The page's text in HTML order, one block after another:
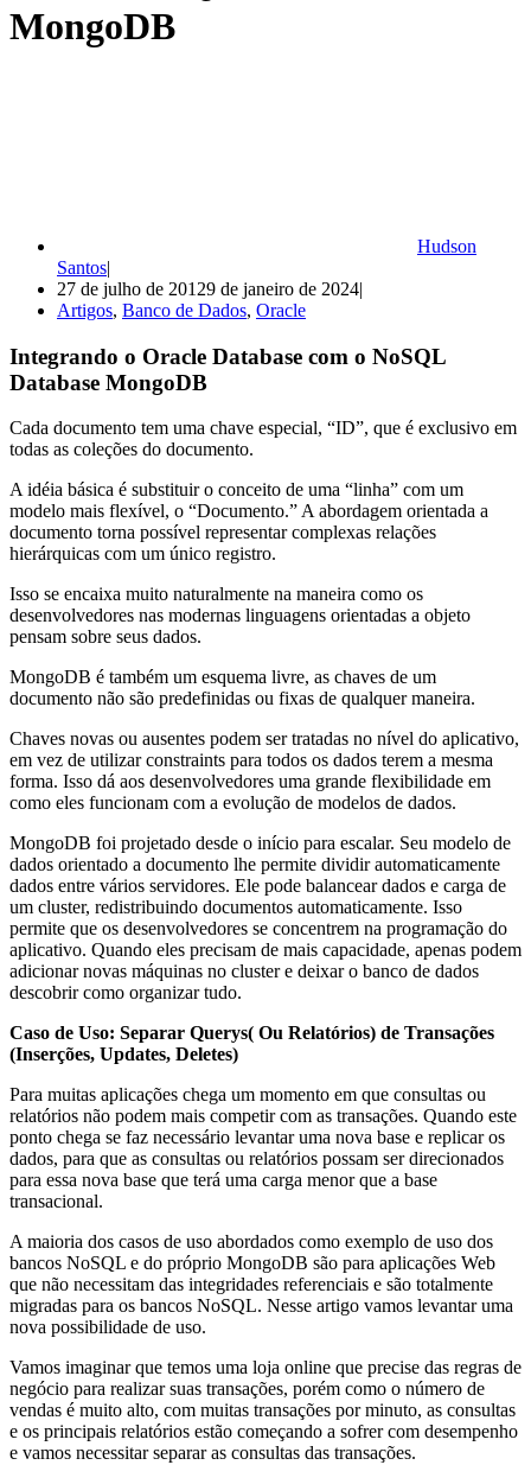
MongoDB
Hudson
Santos
27 de julho de 20129 de janeiro de 2024
Artigos, Banco de Dados, Oracle
Integrando o Oracle Database com o NoSQL
Database MongoDB
Cada documento tem uma chave especial, “ID”, que é exclusivo em
todas as coleções do documento.
A idéia básica é substituir o conceito de uma “linha” com um
modelo mais flexível, o “Documento.” A abordagem orientada a
documento torna possível representar complexas relações
hierárquicas com um único registro.
Isso se encaixa muito naturalmente na maneira como os
desenvolvedores nas modernas linguagens orientadas a objeto
pensam sobre seus dados.
MongoDB é também um esquema livre, as chaves de um
documento não são predefinidas ou fixas de qualquer maneira.
Chaves novas ou ausentes podem ser tratadas no nível do aplicativo,
em vez de utilizar constraints para todos os dados terem a mesma
forma. Isso dá aos desenvolvedores uma grande flexibilidade em
como eles funcionam com a evolução de modelos de dados.
MongoDB foi projetado desde o início para escalar. Seu modelo de
dados orientado a documento lhe permite dividir automaticamente
dados entre vários servidores. Ele pode balancear dados e carga de
um cluster, redistribuindo documentos automaticamente. Isso
permite que os desenvolvedores se concentrem na programação do
aplicativo. Quando eles precisam de mais capacidade, apenas podem
adicionar novas máquinas no cluster e deixar o banco de dados
descobrir como organizar tudo.
Caso de Uso: Separar Querys( Ou Relatórios) de Transações
(Inserções, Updates, Deletes)
Para muitas aplicações chega um momento em que consultas ou
relatórios não podem mais competir com as transações. Quando este
ponto chega se faz necessário levantar uma nova base e replicar os
dados, para que as consultas ou relatórios possam ser direcionados
para essa nova base que terá uma carga menor que a base
transacional.
A maioria dos casos de uso abordados como exemplo de uso dos
bancos NoSQL e do próprio MongoDB são para aplicações Web
que não necessitam das integridades referenciais e são totalmente
migradas para os bancos NoSQL. Nesse artigo vamos levantar uma
nova possibilidade de uso.
Vamos imaginar que temos uma loja online que precise das regras de
negócio para realizar suas transações, porém como o número de
vendas é muito alto, com muitas transações por minuto, as consultas
e os principais relatórios estão começando a sofrer com desempenho
e vamos necessitar separar as consultas das transações.